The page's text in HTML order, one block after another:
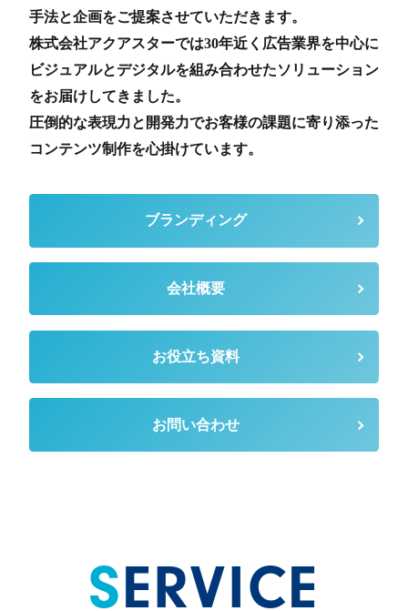
手法と企画をご提案させていただきます。
株式会社アクアスターでは30年近く広告業界を中心に
ビジュアルとデジタルを組み合わせたソリューション
をお届けしてきました。
圧倒的な表現力と開発力でお客様の課題に寄り添った
コンテンツ制作を心掛けています。
ブランディング
会社概要
お役立ち資料
お問い合わせ
SERVICE